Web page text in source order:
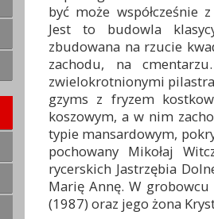
być może współcześnie
Jest to budowla
zbudowana na rzucie
zachodu, na
zwielokrotnionymi
gzyms z fryzem
koszowym, a w nim
typie mansardowym,
pochowany Mikołaj
rycerskich Jastrzębia
Marię Annę. W grobowcu
(1987) oraz jego żona